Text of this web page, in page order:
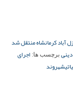
کرمانشاه منتقل شد
برچسب ها: اجرای
شهروند